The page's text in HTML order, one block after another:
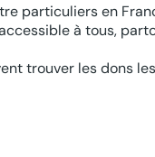
particuliers en
à tous,
trouver les dons